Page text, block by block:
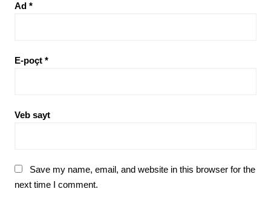
Ad *
E-poçt *
Veb sayt
Save my name, email, and website in this browser for the
next time I comment.